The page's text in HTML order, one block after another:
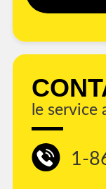
le service
1-